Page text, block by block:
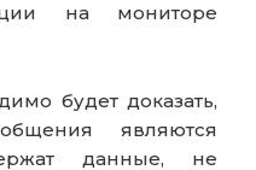
на мониторе
будет доказать,
являются
данные, не